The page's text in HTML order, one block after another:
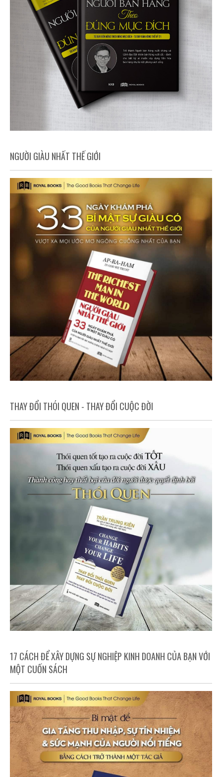
NGƯỜI GIÀU NHẤT THẾ GIỚI
THAY ĐỔI THÓI QUEN - THAY ĐỔI CUỘC ĐỜI
17 CÁCH ĐỂ XÂY DỰNG SỰ NGHIỆP KINH DOANH CỦA BẠN VỚI
MỘT CUỐN SÁCH